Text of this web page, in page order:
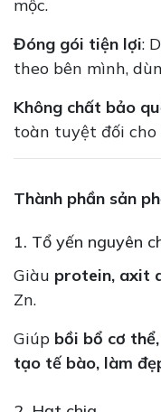
mộc.
Đóng gói tiện lợi:
theo bên mình,
Không chất bảo
toàn tuyệt đối cho
Thành phần sản
1. Tổ yến nguyên
Giàu protein, axit
Zn.
Giúp bồi bổ cơ
tạo tế bào, làm